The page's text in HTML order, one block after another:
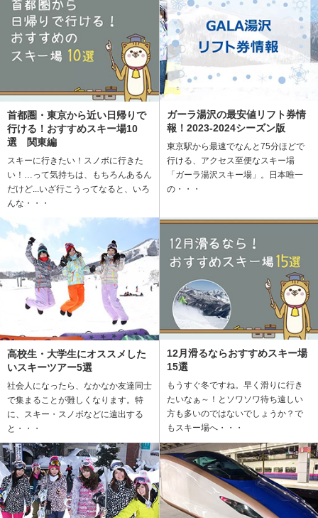
首都圏・東京から近い日帰りで
行ける！おすすめスキー場10
選 関東編
スキーに行きたい！スノボに行きた
い！…って気持ちは、もちろんあるん
だけど...いざ行こうってなると、いろ
んな・・・
ガーラ湯沢の最安値リフト券情
報！2023-2024シーズン版
東京駅から最速でなんと75分ほどで
行ける、アクセス至便なスキー場
「ガーラ湯沢スキー場」。日本唯一
の・・・
高校生・大学生にオススメした
いスキーツアー5選
社会人になったら、なかなか友達同士
で集まることが難しくなります。特
に、スキー・スノボなどに遠出する
と・・・
12月滑るならおすすめスキー場
15選
もうすぐ冬ですね。早く滑りに行き
たいなぁ～！とソワソワ待ち遠しい
方も多いのではないでしょうか？で
もスキー場へ・・・